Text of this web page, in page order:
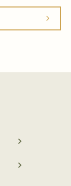
arrow_forward_ios
navigate_next
navigate_next